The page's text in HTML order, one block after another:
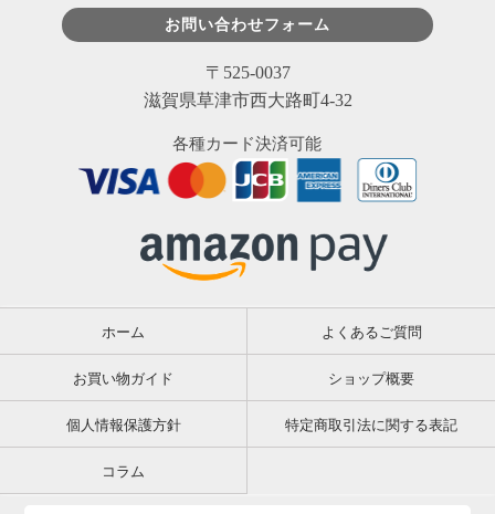
お問い合わせフォーム
〒525-0037
滋賀県草津市西大路町4-32
各種カード決済可能
ホーム よくあるご質問
お買い物ガイド ショップ概要
個人情報保護方針 特定商取引法に関する表記
コラム